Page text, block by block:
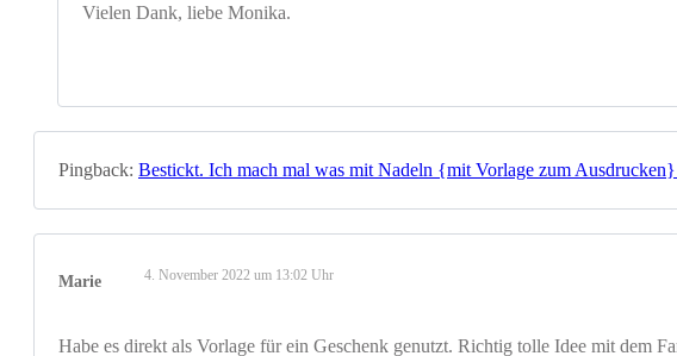
Vielen Dank, liebe Monika.
Pingback: Bestickt. Ich mach mal was mit Nadeln {mit Vorlage zum
Marie 4. November 2022 um 13:02 Uhr
Habe es direkt als Vorlage für ein Geschenk genutzt. Richtig tolle Idee mit dem